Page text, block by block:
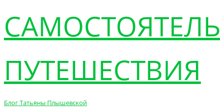
ПУТЕШЕСТВИЯ
Блог Татьяны Плышевской